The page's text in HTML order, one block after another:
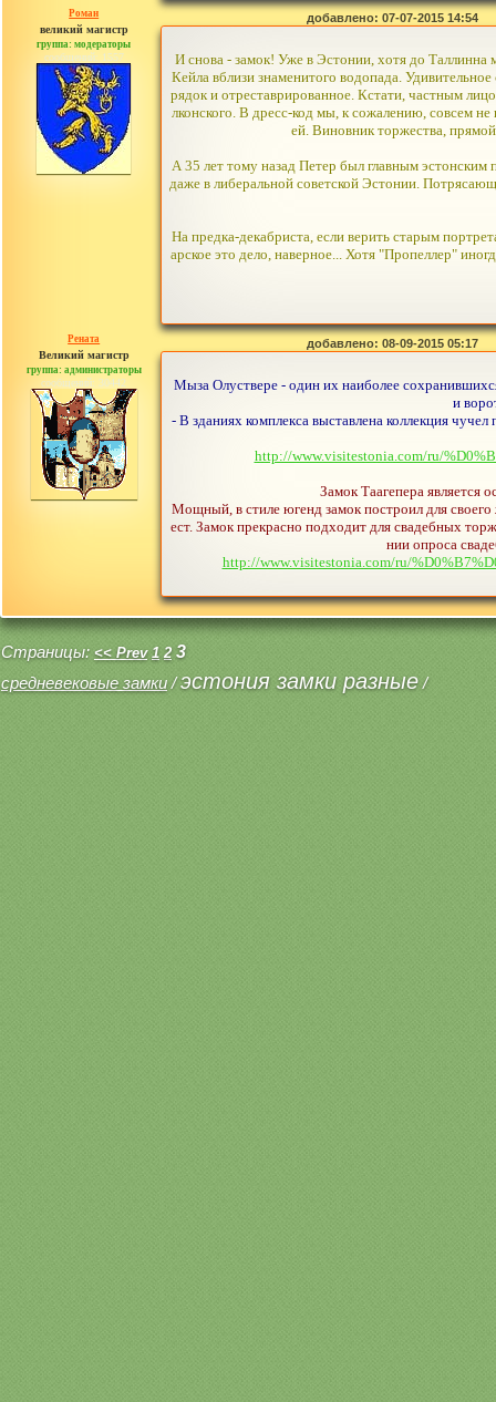
Роман
великий магистр
группа: модераторы
сообщений: 1557
добавлено: 07-07-2015 14:54
И снова - замок! Уже в Эстонии, хотя до
Кейла вблизи знаменитого водопада.
рядок и отреставрированное. Кстати, частным
лконского. В дресс-код мы, к сожалению, совсем
ей. Виновник торжества,
А 35 лет тому назад Петер был главным
даже в либеральной советской Эстонии.
На предка-декабриста, если верить старым
арское это дело, наверное... Хотя "Пропеллер"
Рената
Великий магистр
группа: администраторы
сообщений: 30442
добавлено: 08-09-2015 05:17
Мыза Олуствере - один их наиболее
и
- В зданиях комплекса выставлена коллекция
http://www.visitestonia.com/ru/
Замок Таагепера является
Мощный, в стиле югенд замок построил для
ест. Замок прекрасно подходит для свадебных
нии опроса
http://www.visitestonia.com/ru/
Страницы: << Prev 1 2 3
средневековые замки/эстония замки разные /